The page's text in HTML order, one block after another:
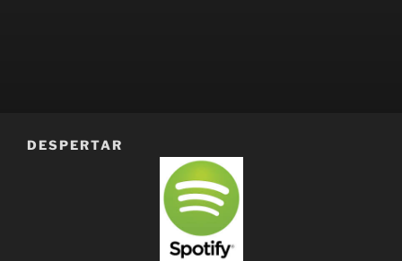
DESPERTAR